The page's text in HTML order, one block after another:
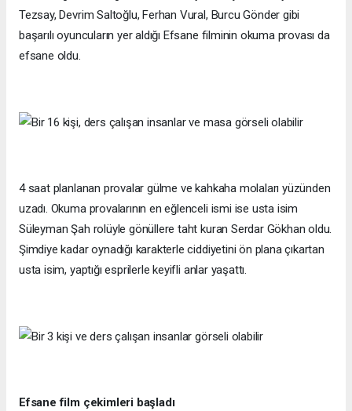
Tezsay, Devrim Saltoğlu, Ferhan Vural, Burcu Gönder gibi
başarılı oyuncuların yer aldığı Efsane filminin okuma provası da
efsane oldu.
4 saat planlanan provalar gülme ve kahkaha molaları yüzünden
uzadı. Okuma provalarının en eğlenceli ismi ise usta isim
Süleyman Şah rolüyle gönüllere taht kuran Serdar Gökhan oldu.
Şimdiye kadar oynadığı karakterle ciddiyetini ön plana çıkartan
usta isim, yaptığı esprilerle keyifli anlar yaşattı.
Efsane film çekimleri başladı